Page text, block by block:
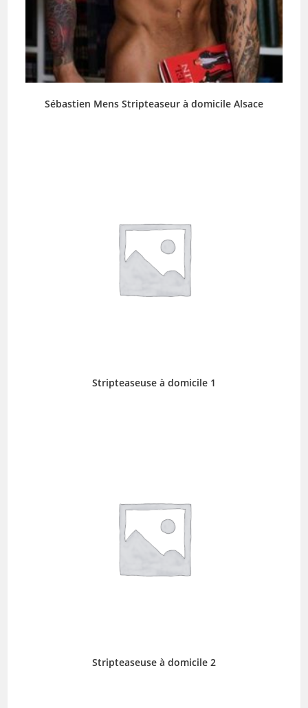
Sébastien Mens Stripteaseur à domicile Alsace
Stripteaseuse à domicile 1
Stripteaseuse à domicile 2